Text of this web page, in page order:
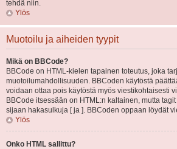
tehdä niin.
Ylös
Muotoilu ja aiheiden tyypit
Mikä on BBCode?
BBCode on HTML-kielen tapainen toteutus, joka
muotoilumahdollisuuden. BBCoden käytöstä
voidaan ottaa pois käytöstä myös viestikohtaisesti
BBCode itsessään on HTML:n kaltainen, mutta
sijaan hakasulkuja [ ja ]. BBCoden oppaan löydät
Ylös
Onko HTML sallittu?